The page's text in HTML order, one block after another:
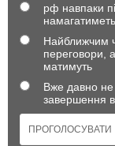
рф навпаки
Найближчим
переговори,
матимуть
Вже давно
завершення